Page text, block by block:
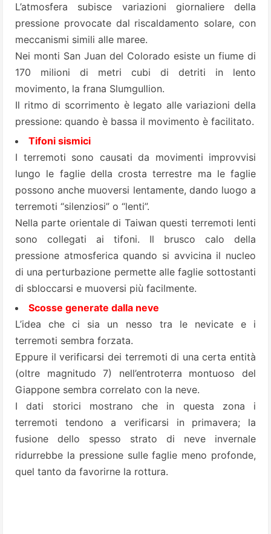
L’atmosfera subisce variazioni giornaliere della
pressione provocate dal riscaldamento solare, con
meccanismi simili alle maree.
Nei monti San Juan del Colorado esiste un fiume di
170 milioni di metri cubi di detriti in lento
movimento, la frana Slumgullion.
Il ritmo di scorrimento è legato alle variazioni della
pressione: quando è bassa il movimento è facilitato.
Tifoni sismici
I terremoti sono causati da movimenti improvvisi
lungo le faglie della crosta terrestre ma le faglie
possono anche muoversi lentamente, dando luogo a
terremoti “silenziosi” o “lenti”.
Nella parte orientale di Taiwan questi terremoti lenti
sono collegati ai tifoni. Il brusco calo della
pressione atmosferica quando si avvicina il nucleo
di una perturbazione permette alle faglie sottostanti
di sbloccarsi e muoversi più facilmente.
Scosse generate dalla neve
L’idea che ci sia un nesso tra le nevicate e i
terremoti sembra forzata.
Eppure il verificarsi dei terremoti di una certa entità
(oltre magnitudo 7) nell’entroterra montuoso del
Giappone sembra correlato con la neve.
I dati storici mostrano che in questa zona i
terremoti tendono a verificarsi in primavera; la
fusione dello spesso strato di neve invernale
ridurrebbe la pressione sulle faglie meno profonde,
quel tanto da favorirne la rottura.